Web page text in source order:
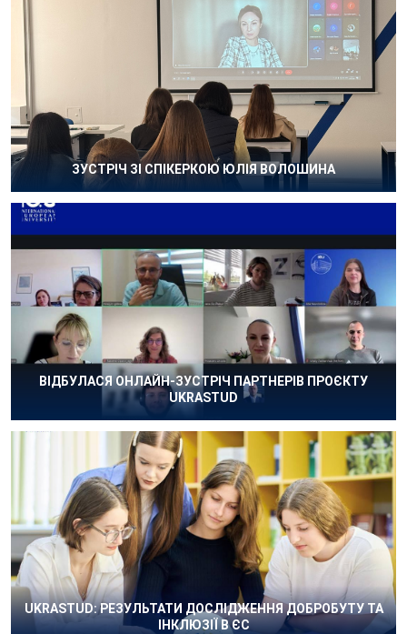
ЗУСТРІЧ ЗІ СПІКЕРКОЮ ЮЛІЯ ВОЛОШИНА
ВІДБУЛАСЯ ОНЛАЙН-ЗУСТРІЧ ПАРТНЕРІВ ПРОЄКТУ
UKRASTUD
UKRASTUD: РЕЗУЛЬТАТИ ДОСЛІДЖЕННЯ ДОБРОБУТУ ТА
ІНКЛЮЗІЇ В ЄС